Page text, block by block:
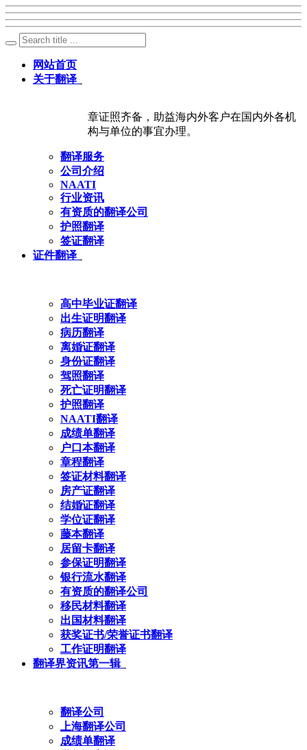
网站首页
关于翻译
章证照齐备，助益海内外客户在国内外各机
构与单位的事宜办理。
翻译服务
公司介绍
NAATI
行业资讯
有资质的翻译公司
护照翻译
签证翻译
证件翻译
高中毕业证翻译
出生证明翻译
病历翻译
离婚证翻译
身份证翻译
驾照翻译
死亡证明翻译
护照翻译
NAATI翻译
成绩单翻译
户口本翻译
章程翻译
签证材料翻译
房产证翻译
结婚证翻译
学位证翻译
藤本翻译
居留卡翻译
参保证明翻译
银行流水翻译
有资质的翻译公司
移民材料翻译
出国材料翻译
获奖证书/荣誉证书翻译
工作证明翻译
翻译界资讯第一辑
翻译公司
上海翻译公司
成绩单翻译